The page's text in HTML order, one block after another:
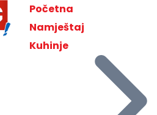
Početna
Namještaj
Kuhinje